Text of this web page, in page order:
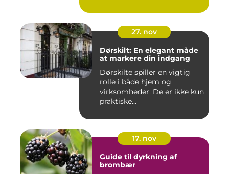
27. nov
Dørskilt: En elegant måde
at markere din indgang
Dørskilte spiller en vigtig
rolle i både hjem og
virksomheder. De er ikke kun
praktiske...
17. nov
Guide til dyrkning af
brombær